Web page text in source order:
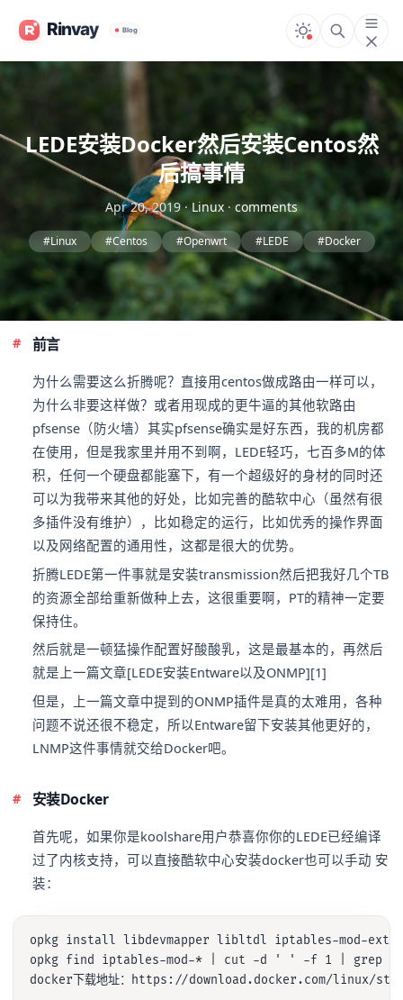
LEDE安装Docker然后安装Centos然
后搞事情
Apr 20, 2019·Linux · comments
#Linux #Centos #Openwrt #LEDE #Docker
前言
为什么需要这么折腾呢？直接用centos做成路由一样可以，
为什么非要这样做？或者用现成的更牛逼的其他软路由
pfsense（防火墙）其实pfsense确实是好东西，我的机房都
在使用，但是我家里并用不到啊，LEDE轻巧，七百多M的体
积，任何一个硬盘都能塞下，有一个超级好的身材的同时还
可以为我带来其他的好处，比如完善的酷软中心（虽然有很
多插件没有维护），比如稳定的运行，比如优秀的操作界面
以及网络配置的通用性，这都是很大的优势。
折腾LEDE第一件事就是安装transmission然后把我好几个TB
的资源全部给重新做种上去，这很重要啊，PT的精神一定要
保持住。
然后就是一顿猛操作配置好酸酸乳，这是最基本的，再然后
就是上一篇文章[LEDE安装Entware以及ONMP][1]
但是，上一篇文章中提到的ONMP插件是真的太难用，各种
问题不说还很不稳定，所以Entware留下安装其他更好的，
LNMP这件事情就交给Docker吧。
安装Docker
首先呢，如果你是koolshare用户恭喜你你的LEDE已经编译
过了内核支持，可以直接酷软中心安装docker也可以手动 安
装：
opkg install libdevmapper libltdl iptables-mod-
opkg find iptables-mod-* | cut -d ' ' -f 1 | grep
docker下载地址：https://download.docker.com/linux/